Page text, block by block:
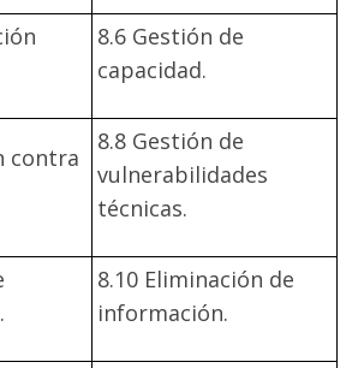
8.6 Gestión de
capacidad.
contra
8.8 Gestión de
vulnerabilidades
técnicas.
8.10 Eliminación de
información.